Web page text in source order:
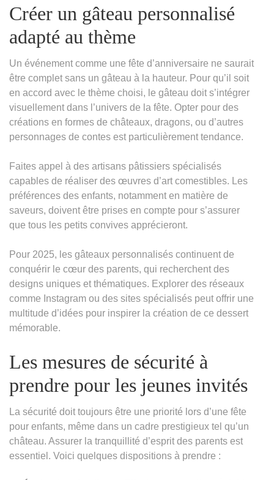
Créer un gâteau personnalisé
adapté au thème
Un événement comme une fête d’anniversaire ne saurait
être complet sans un gâteau à la hauteur. Pour qu’il soit
en accord avec le thème choisi, le gâteau doit s’intégrer
visuellement dans l’univers de la fête. Opter pour des
créations en formes de châteaux, dragons, ou d’autres
personnages de contes est particulièrement tendance.
Faites appel à des artisans pâtissiers spécialisés
capables de réaliser des œuvres d’art comestibles. Les
préférences des enfants, notamment en matière de
saveurs, doivent être prises en compte pour s’assurer
que tous les petits convives apprécieront.
Pour 2025, les gâteaux personnalisés continuent de
conquérir le cœur des parents, qui recherchent des
designs uniques et thématiques. Explorer des réseaux
comme Instagram ou des sites spécialisés peut offrir une
multitude d’idées pour inspirer la création de ce dessert
mémorable.
Les mesures de sécurité à
prendre pour les jeunes invités
La sécurité doit toujours être une priorité lors d’une fête
pour enfants, même dans un cadre prestigieux tel qu’un
château. Assurer la tranquillité d’esprit des parents est
essentiel. Voici quelques dispositions à prendre :